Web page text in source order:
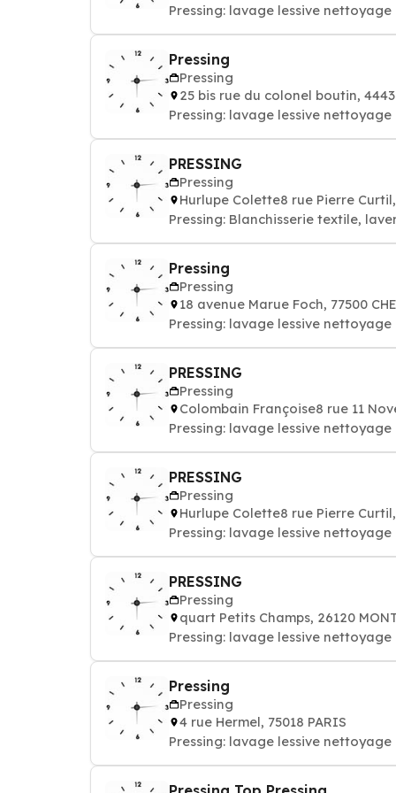
Pressing: lavage lessive
Pressing
Pressing
25 bis rue du colonel boutin,
Pressing: lavage lessive
PRESSING
Pressing
Hurlupe Colette8 rue Pierre
Pressing: Blanchisserie textile,
Pressing
Pressing
18 avenue Marue Foch, 77500
Pressing: lavage lessive
PRESSING
Pressing
Colombain Françoise8 rue 11
Pressing: lavage lessive
PRESSING
Pressing
Hurlupe Colette8 rue Pierre
Pressing: lavage lessive
PRESSING
Pressing
quart Petits Champs, 26120
Pressing: lavage lessive
Pressing
Pressing
4 rue Hermel, 75018 PARIS
Pressing: lavage lessive